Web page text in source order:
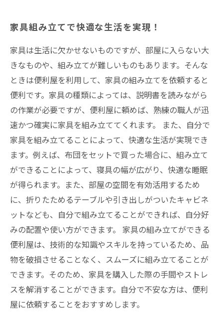
家具組み立てで快適な生活を実現！
家具は生活に欠かせないものですが、部屋に入らない大
きなものや、組み立てが難しいものもあります。そんな
ときは便利屋を利用して、家具の組み立てを依頼すると
便利です。家具の種類によっては、説明書を読みながら
の作業が必要ですが、便利屋に頼めば、熟練の職人が迅
速かつ確実に家具を組み立ててくれます。 また、自分で
家具を組み立てることによって、快適な生活が実現でき
ます。例えば、布団をセットで買った場合に、組み立て
ができることによって、寝具の幅が広がり、快適な睡眠
が得られます。また、部屋の空間を有効活用するため
に、折りたためるテーブルや引き出しがついたキャビネ
ットなども、自分で組み立てることができれば、自分好
みの配置や使い方ができます。 家具の組み立てができる
便利屋は、技術的な知識やスキルを持っているため、品
物を破損させることなく、スムーズに組み立てることが
できます。そのため、家具を購入した際の手間やストレ
スを解消することができます。自分で不安な方は、便利
屋に依頼することをおすすめします。